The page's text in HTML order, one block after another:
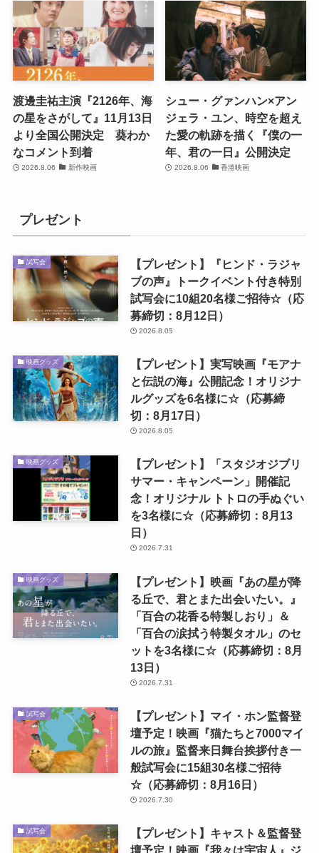
渡邊圭祐主演『2126年、海
の星をさがして』11月13日
より全国公開決定 葵わか
なコメント到着
2026.8.06 新作映画
シュー・グァンハン×アン
ジェラ・ユン、時空を超え
た愛の軌跡を描く『僕の一
年、君の一日』公開決定
2026.8.06 香港映画
プレゼント
試写会
【プレゼント】『ヒンド・ラジャ
ブの声』トークイベント付き特別
試写会に10組20名様ご招待☆（応
募締切：8月12日）
2026.8.05
映画グッズ
【プレゼント】実写映画『モアナ
と伝説の海』公開記念！オリジナ
ルグッズを6名様に☆（応募締
切：8月17日）
2026.8.05
映画グッズ
【プレゼント】「スタジオジブリ
サマー・キャンペーン」開催記
念！オリジナル トトロの手ぬぐい
を3名様に☆（応募締切：8月13
日）
2026.7.31
映画グッズ
【プレゼント】映画『あの星が降
る丘で、君とまた出会いたい。』
「百合の花香る特製しおり」＆
「百合の涙拭う特製タオル」のセ
ットを3名様に☆（応募締切：8月
13日）
2026.7.31
試写会
【プレゼント】マイ・ホン監督登
壇予定！映画『猫たちと7000マイ
ルの旅』監督来日舞台挨拶付き一
般試写会に15組30名様ご招待
☆（応募締切：8月16日）
2026.7.30
試写会
【プレゼント】キャスト＆監督登
壇予定！映画『我々は宇宙人』ジ